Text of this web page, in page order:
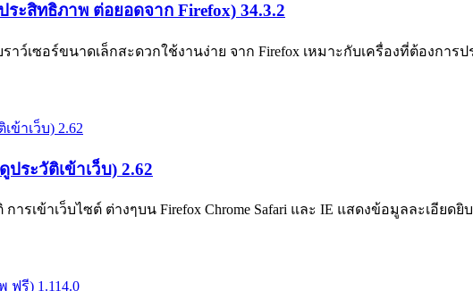
ระสิทธิภาพ ต่อยอดจาก Firefox) 34.3.2
าว์เซอร์ขนาดเล็กสะดวกใช้งานง่าย จาก Firefox เหมาะกับเครื่องที่ต้องการ
ระวัติเข้าเว็บ) 2.62
ารเข้าเว็บไซต์ ต่างๆบน Firefox Chrome Safari และ IE แสดงข้อมูลละเอียด